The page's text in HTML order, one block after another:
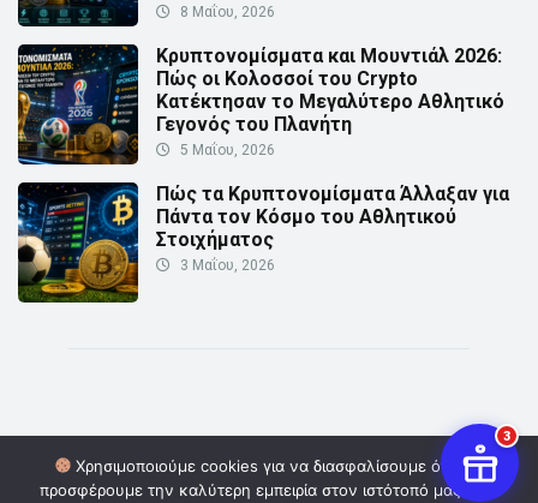
3
8 Μαΐου, 2026
Κρυπτονομίσματα και Μουντιάλ 2026:
Πώς οι Κολοσσοί του Crypto
Κατέκτησαν το Μεγαλύτερο Αθλητικό
Γεγονός του Πλανήτη
5 Μαΐου, 2026
Πώς τα Κρυπτονομίσματα Άλλαξαν για
Πάντα τον Κόσμο του Αθλητικού
Στοιχήματος
3 Μαΐου, 2026
Χρησιμοποιούμε cookies για να διασφαλίσουμε ότι σας
προσφέρουμε την καλύτερη εμπειρία στον ιστότοπό μας. Εάν